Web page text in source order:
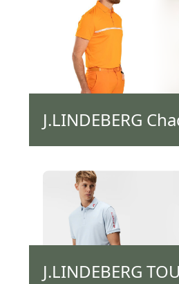
J.LINDEBERG
J.LINDEBERG